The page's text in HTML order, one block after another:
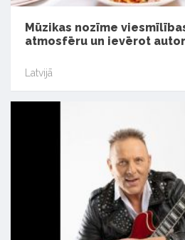
Mūzikas nozīme
atmosfēru un ievērot
Latvijā